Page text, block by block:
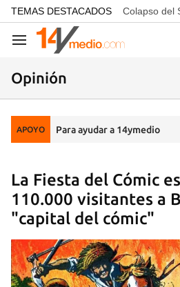
common.go-to-content
TEMAS DESTACADOS Colapso del
Navegación
Opinión
APOYO Para ayudar a 14ymedio
La Fiesta del Cómic
110.000 visitantes a
"capital del cómic"